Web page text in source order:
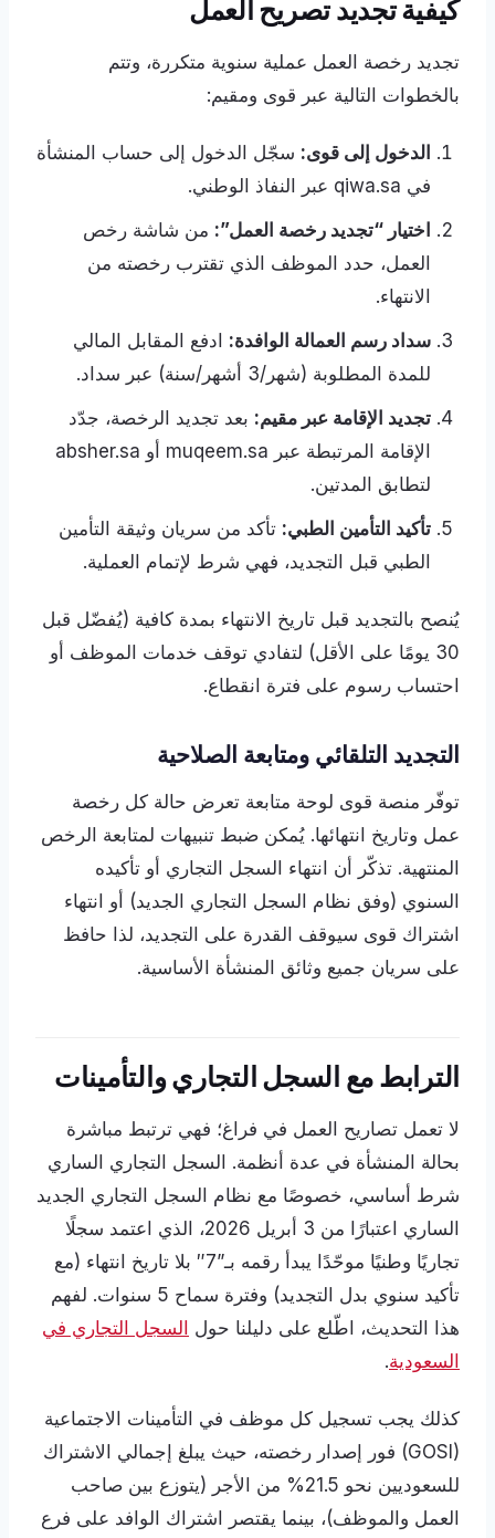
كيفية تجديد تصريح العمل
تجديد رخصة العمل عملية سنوية متكررة، وتتم
بالخطوات التالية عبر قوى ومقيم:
الدخول إلى قوى: سجّل الدخول إلى حساب المنشأة
في qiwa.sa عبر النفاذ الوطني.
اختيار “تجديد رخصة العمل”: من شاشة رخص
العمل، حدد الموظف الذي تقترب رخصته من
الانتهاء.
سداد رسم العمالة الوافدة: ادفع المقابل المالي
للمدة المطلوبة (شهر/3 أشهر/سنة) عبر سداد.
تجديد الإقامة عبر مقيم: بعد تجديد الرخصة، جدّد
الإقامة المرتبطة عبر muqeem.sa أو absher.sa
لتطابق المدتين.
تأكيد التأمين الطبي: تأكد من سريان وثيقة التأمين
الطبي قبل التجديد، فهي شرط لإتمام العملية.
يُنصح بالتجديد قبل تاريخ الانتهاء بمدة كافية (يُفضّل قبل
30 يومًا على الأقل) لتفادي توقف خدمات الموظف أو
احتساب رسوم على فترة انقطاع.
التجديد التلقائي ومتابعة الصلاحية
توفّر منصة قوى لوحة متابعة تعرض حالة كل رخصة
عمل وتاريخ انتهائها. يُمكن ضبط تنبيهات لمتابعة الرخص
المنتهية. تذكّر أن انتهاء السجل التجاري أو تأكيده
السنوي (وفق نظام السجل التجاري الجديد) أو انتهاء
اشتراك قوى سيوقف القدرة على التجديد، لذا حافظ
على سريان جميع وثائق المنشأة الأساسية.
الترابط مع السجل التجاري والتأمينات
لا تعمل تصاريح العمل في فراغ؛ فهي ترتبط مباشرة
بحالة المنشأة في عدة أنظمة. السجل التجاري الساري
شرط أساسي، خصوصًا مع نظام السجل التجاري الجديد
الساري اعتبارًا من 3 أبريل 2026، الذي اعتمد سجلًا
تجاريًا وطنيًا موحّدًا يبدأ رقمه بـ”7″ بلا تاريخ انتهاء (مع
تأكيد سنوي بدل التجديد) وفترة سماح 5 سنوات. لفهم
هذا التحديث، اطّلع على دليلنا حول السجل التجاري في
السعودية.
كذلك يجب تسجيل كل موظف في التأمينات الاجتماعية
(GOSI) فور إصدار رخصته، حيث يبلغ إجمالي الاشتراك
للسعوديين نحو 21.5% من الأجر (يتوزع بين صاحب
العمل والموظف)، بينما يقتصر اشتراك الوافد على فرع